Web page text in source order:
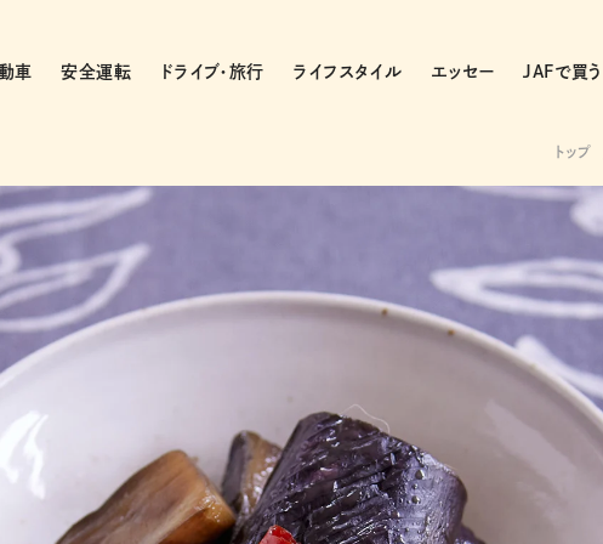
車 安全運転 ドライブ・旅行 ライフスタイル エッセー JAFで買う
トップ